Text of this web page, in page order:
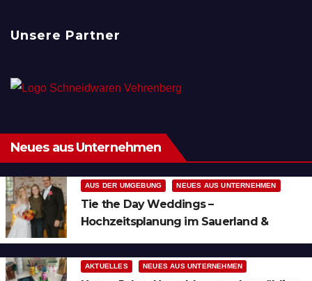
Unsere Partner
Neues aus Unternehmen
AUS DER UMGEBUNG NEUES AUS UNTERNEHMEN
Tie the Day Weddings –
Hochzeitsplanung im Sauerland &
AKTUELLES NEUES AUS UNTERNEHMEN